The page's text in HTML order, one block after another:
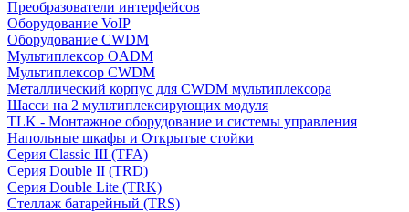
Преобразователи интерфейсов
Оборудование VoIP
Оборудование CWDM
Мультиплекcор OADM
Мультиплексор CWDM
Металлический корпус для CWDM мультиплексора
Шасси на 2 мультиплексирующих модуля
TLK - Монтажное оборудование и системы управления
Напольные шкафы и Открытые стойки
Серия Classic III (TFA)
Серия Double II (TRD)
Серия Double Lite (TRK)
Стеллаж батарейный (TRS)